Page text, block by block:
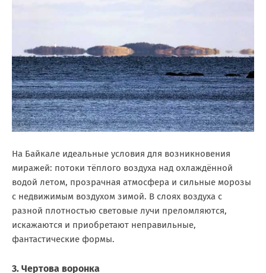
На Байкале идеальные условия для возникновения
миражей: потоки тёплого воздуха над охлаждённой
водой летом, прозрачная атмосфера и сильные морозы
с недвижимым воздухом зимой. В слоях воздуха с
разной плотностью световые лучи преломляются,
искажаются и приобретают неправильные,
фантастические формы.
3. Чертова воронка